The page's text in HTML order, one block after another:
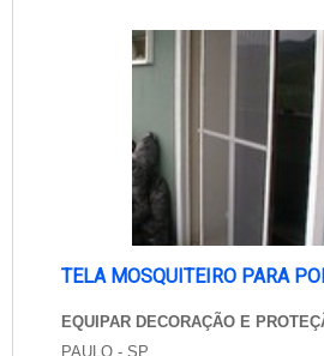
necessidades apresentadas.
TELA MOSQUITEIRO PARA
EQUIPAR DECORAÇÃO E
PAULO - SP